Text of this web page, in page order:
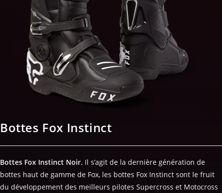
Bottes Fox Instinct
Bottes Fox Instinct Noir. Il s’agit de la dernière génération de
bottes haut de gamme de Fox, les bottes Fox Instinct sont le fruit
du développement des meilleurs pilotes Supercross et Motocross